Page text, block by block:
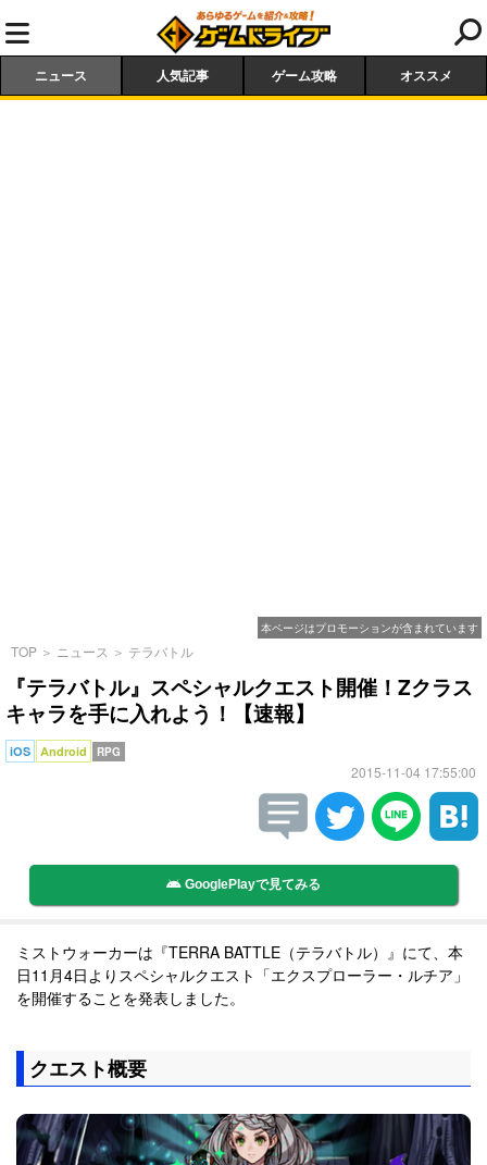
ニュース 人気記事 ゲーム攻略 オススメ
本ページはプロモーションが含まれています
TOP ＞ ニュース ＞ テラバトル
『テラバトル』スペシャルクエスト開催！Zクラス
キャラを手に入れよう！【速報】
iOS Android RPG
2015-11-04 17:55:00
GooglePlayで見てみる
ミストウォーカーは『TERRA BATTLE（テラバトル）』にて、本
日11月4日よりスペシャルクエスト「エクスプローラー・ルチア」
を開催することを発表しました。
クエスト概要